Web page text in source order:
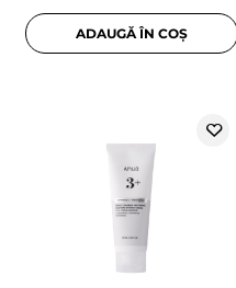
ADAUGĂ ÎN COȘ